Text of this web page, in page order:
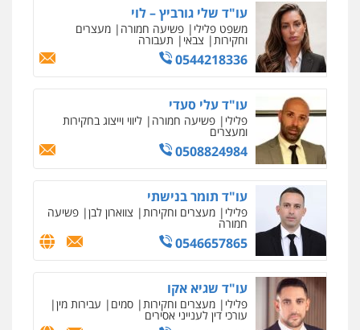
0587604050
עו"ד פאדי בראנסי
פלילי צווארון לבן עבירות בטחוניות מעצרים
וחקירות
0524122241
עו"ד אלינור טל
עבירות פליליות משפט מנהלי עתירות
אסירים ועדות שחרורים
0523823782
עו"ד אמיר כהן
פלילי מעצרים וחקירות תעבורה
0537470000